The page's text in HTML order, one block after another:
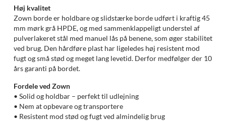
Høj kvalitet
Zown borde er holdbare og slidstærke borde udført i kraftig 45
mm mørk grå HPDE, og med sammenklappeligt understel af
pulverlakeret stål med manuel lås på benene, som øger stabilitet
ved brug. Den hårdføre plast har ligeledes høj resistent mod
fugt og små stød og meget lang levetid. Derfor medfølger der 10
års garanti på bordet.
Fordele ved Zown
• Solid og holdbar – perfekt til udlejning
• Nem at opbevare og transportere
• Resistent mod stød og fugt ved almindelig brug